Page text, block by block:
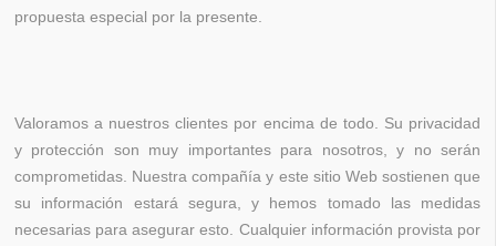
propuesta especial por la presente.
Valoramos a nuestros clientes por encima de todo. Su privacidad
y protección son muy importantes para nosotros, y no serán
comprometidas. Nuestra compañía y este sitio Web sostienen que
su información estará segura, y hemos tomado las medidas
necesarias para asegurar esto. Cualquier información provista por